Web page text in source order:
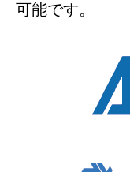
可能です。